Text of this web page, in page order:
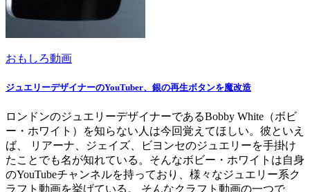
おもしろ動画
ジュエリーデザイナーのYouTuber、銀の再生ボタンを魔改造
ロンドンのジュエリーデザイナーであるBobby White（ボビ
ー・ホワイト）を知らない人は今回覚えてほしい。彼といえ
ば、 リアーナ、ジェイズ、ビヨンセのジュエリーを手掛け
たことでも名が知れている。そんなボビー・ホワイトは自身
のYouTubeチャンネルを持っており、様々なジュエリー系ク
ラフト動画を挙げている。 そんなクラフト動画の一つで、